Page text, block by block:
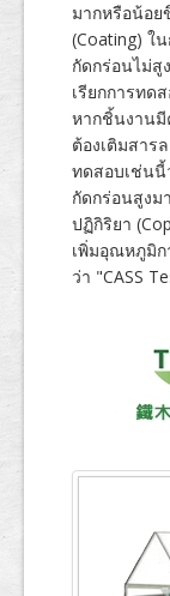
มากหรือน้อ
(Coating) ใ
กัดกร่อนไม่สู
เรียกการทด
หากชิ้นงาน
ต้องเติมสาร
ทดสอบเช่นนี้
กัดกร่อนสูงม
ปฏิกิริยา
เพิ่มอุณหภูมิก
ว่า "CASS